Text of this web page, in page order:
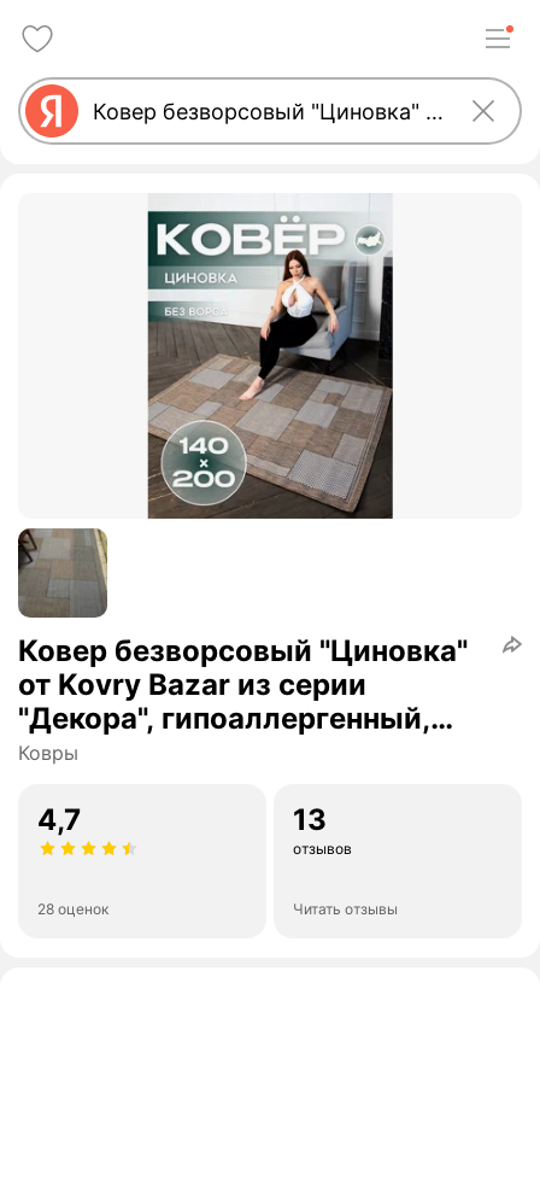
Ковер безворсовый "Циновка"
от Kovry Bazar из серии
"Декора", гипоаллергенный,
прямоугольный, 200х290 см
Ковры
4,7
28 оценок
13
отзывов
Читать отзывы